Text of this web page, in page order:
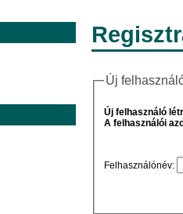
Új
Új felhasználó
A felhasználói
Felhasználónév: